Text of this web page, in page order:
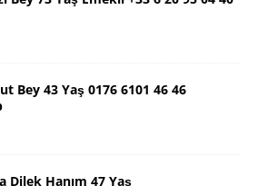
Bey 43 Yaş 0176 6101 46 46
Dilek Hanım 47 Yaş